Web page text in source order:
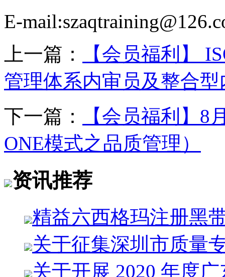
E-mail:
上一篇：
【会员福利】
管理体系内审员及整合
下一篇：
【会员福利】8
ONE模式之品质管理）
资讯推荐
精益六西格玛注册黑
关于征集深圳市质量
关于开展 2020 年度